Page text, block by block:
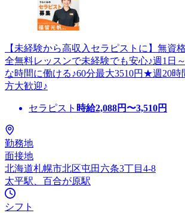
【未経験から高収入セラピストに】無資
全無料レッスンで未経験でも安心♪週1日
な時間に働ける♪60分最大3510円★週20時
方大歓迎♪
セラピスト 時給2,088円〜3,510円
勤務地
面接地
北海道札幌市北区屯田六条3丁目4-8
太平駅、百合が原駅
シフト